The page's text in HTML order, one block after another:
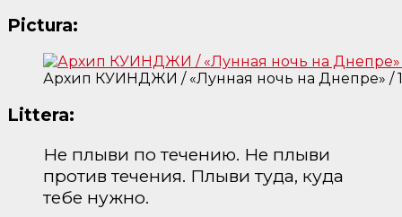
Pictura:
Архип КУИНДЖИ / «Лунная ночь на Днепре» /
Littera:
Не плыви по течению. Не плыви
против течения. Плыви туда, куда
тебе нужно.